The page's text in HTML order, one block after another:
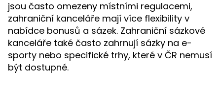
jsou často omezeny místními regulacemi,
zahraniční kanceláře mají více flexibility v
nabídce bonusů a sázek. Zahraniční sázkové
kanceláře také často zahrnují sázky na e-
sporty nebo specifické trhy, které v ČR nemusí
být dostupné.